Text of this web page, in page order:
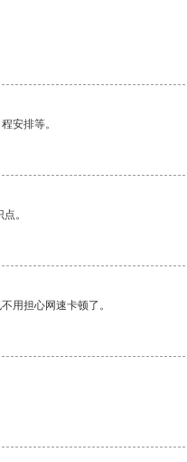
安排等。
。
用担心网速卡顿了。